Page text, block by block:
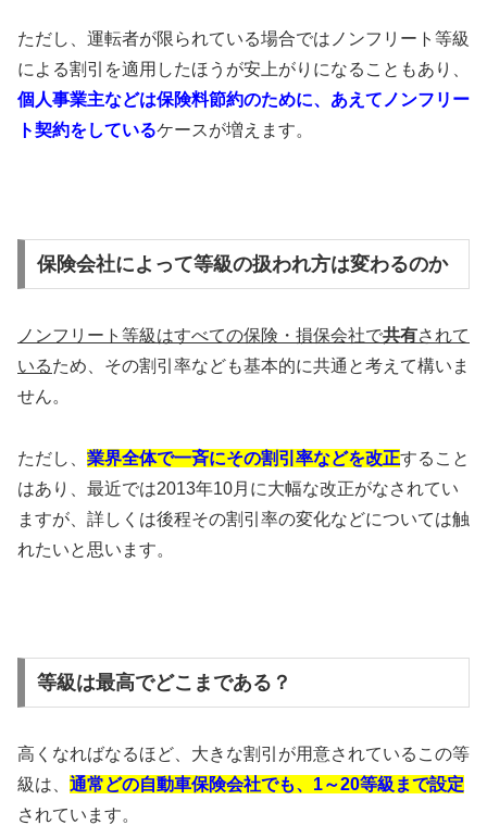
ただし、運転者が限られている場合ではノンフリート等級
による割引を適用したほうが安上がりになることもあり、
個人事業主などは保険料節約のために、あえてノンフリー
ト契約をしているケースが増えます。
保険会社によって等級の扱われ方は変わるのか
ノンフリート等級はすべての保険・損保会社で共有されて
いるため、その割引率なども基本的に共通と考えて構いま
せん。
ただし、 業界全体で一斉にその割引率などを改正すること
はあり、最近では2013年10月に大幅な改正がなされてい
ますが、詳しくは後程その割引率の変化などについては触
れたいと思います。
等級は最高でどこまである？
高くなればなるほど、大きな割引が用意されているこの等
級は、 通常どの自動車保険会社でも、1～20等級まで設定
されています。